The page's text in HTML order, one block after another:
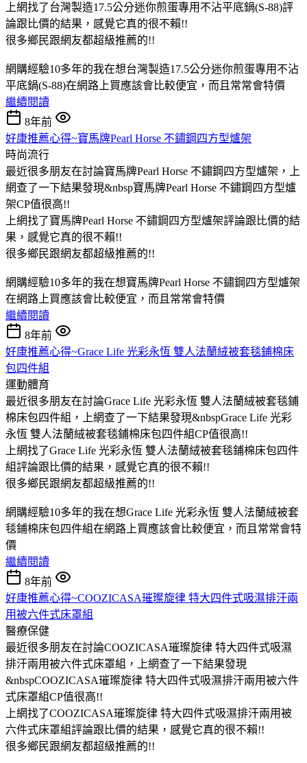
上網找了台灣製造17.5公分迷你煎蛋專用不沾平底鍋(S-88)評
論跟比價的結果，感覺它真的很不賴!!
很多鄉民跟網友都超級推薦的!!
網購經驗10多年的我在想台灣製造17.5公分迷你煎蛋專用不沾
平底鍋(S-88)在網路上買應該會比較便宜，而且常常會特價
繼續閱讀
8年前
好康推薦心得~寶馬牌Pearl Horse 不鏽鋼四方型爐架
時尚流行
最近很多朋友在討論寶馬牌Pearl Horse 不鏽鋼四方型爐架，上
網查了一下結果發現&nbsp寶馬牌Pearl Horse 不鏽鋼四方型爐
架CP值很高!!
上網找了寶馬牌Pearl Horse 不鏽鋼四方型爐架評論跟比價的結
果，感覺它真的很不賴!!
很多鄉民跟網友都超級推薦的!!
網購經驗10多年的我在想寶馬牌Pearl Horse 不鏽鋼四方型爐架
在網路上買應該會比較便宜，而且常常會特價
繼續閱讀
8年前
好康推薦心得~Grace Life 光彩永恆 雙人法蘭絨被套毯鋪棉床
包四件組
運動體育
最近很多朋友在討論Grace Life 光彩永恆 雙人法蘭絨被套毯鋪
棉床包四件組，上網查了一下結果發現&nbspGrace Life 光彩
永恆 雙人法蘭絨被套毯鋪棉床包四件組CP值很高!!
上網找了Grace Life 光彩永恆 雙人法蘭絨被套毯鋪棉床包四件
組評論跟比價的結果，感覺它真的很不賴!!
很多鄉民跟網友都超級推薦的!!
網購經驗10多年的我在想Grace Life 光彩永恆 雙人法蘭絨被套
毯鋪棉床包四件組在網路上買應該會比較便宜，而且常常會特
價
繼續閱讀
8年前
好康推薦心得~COOZICASA璀璨旋律 特大四件式吸濕排汗兩
用被六件式床罩組
醫療保健
最近很多朋友在討論COOZICASA璀璨旋律 特大四件式吸濕
排汗兩用被六件式床罩組，上網查了一下結果發現
&nbspCOOZICASA璀璨旋律 特大四件式吸濕排汗兩用被六件
式床罩組CP值很高!!
上網找了COOZICASA璀璨旋律 特大四件式吸濕排汗兩用被
六件式床罩組評論跟比價的結果，感覺它真的很不賴!!
很多鄉民跟網友都超級推薦的!!